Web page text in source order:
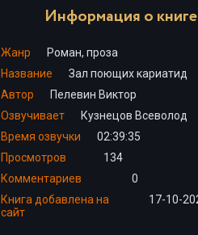
Информация о книге
Жанр
Роман, проза
Название
Зал поющих кариатид
Автор
Пелевин Виктор
Озвучивает
Кузнецов Всеволод
Время озвучки
02:39:35
Просмотров
134
Комментариев
0
Книга добавлена на
сайт